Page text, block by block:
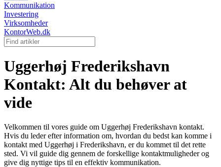
Kommunikation
Investering
Virksomheder
KontorWeb.dk
Uggerhøj Frederikshavn
Kontakt: Alt du behøver at
vide
Velkommen til vores guide om Uggerhøj Frederikshavn kontakt.
Hvis du leder efter information om, hvordan du bedst kan komme i
kontakt med Uggerhøj i Frederikshavn, er du kommet til det rette
sted. Vi vil guide dig gennem de forskellige kontaktmuligheder og
give dig nyttige tips til en effektiv kommunikation.